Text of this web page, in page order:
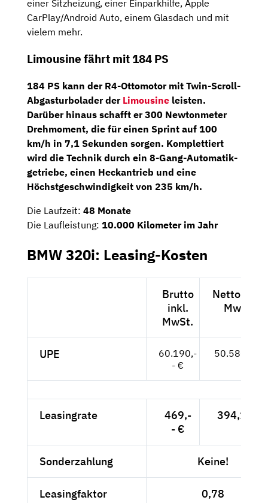
einer Sitzheizung, einer Einparkhilfe, Apple
CarPlay/Android Auto, einem Glasdach und mit
vielem mehr.
Limousine fährt mit 184 PS
184 PS kann der R4-Ottomotor mit Twin-Scroll-
Abgas­turbo­lader der Limousine leisten.
Darüber hinaus schafft er 300 Newtonmeter
Drehmoment, die für einen Sprint auf 100
km/h in 7,1 Sekunden sorgen. Komplettiert
wird die Technik durch ein 8-Gang-Automatik­
getriebe, einen Heckantrieb und eine
Höchstgeschwindigkeit von 235 km/h.
Die Laufzeit: 48 Monate
Die Laufleistung: 10.000 Kilometer im Jahr
BMW 320i: Leasing-Kosten
Brutto
inkl.
MwSt.
Netto exkl.
MwSt.
UPE
60.190,-
- €
50.580,-- €
Leasingrate
469,-
- €
394,12 €
Sonderzahlung Keine!
Leasingfaktor 0,78